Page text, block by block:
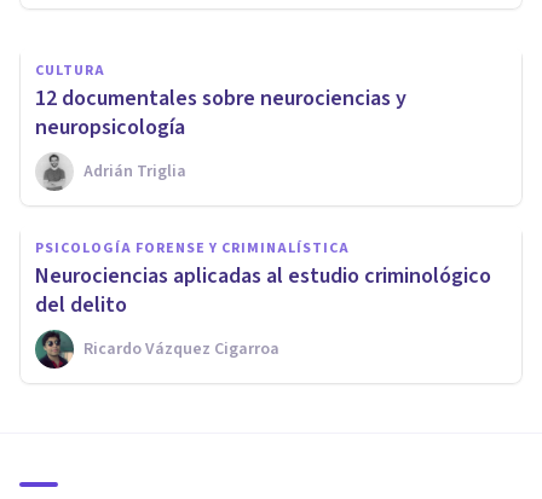
CULTURA
​12 documentales sobre neurociencias y
neuropsicología
Adrián Triglia
PSICOLOGÍA FORENSE Y CRIMINALÍSTICA
​Neurociencias aplicadas al estudio criminológico
del delito
Ricardo Vázquez Cigarroa